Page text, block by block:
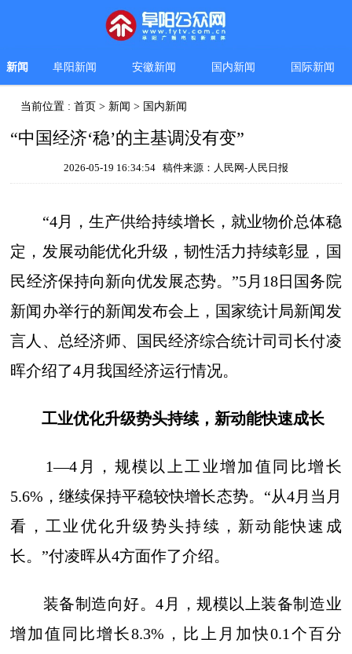
新闻 阜阳新闻 安徽新闻 国内新闻 国际新闻
当前位置 :首页 > 新闻 > 国内新闻
“中国经济‘稳’的主基调没有变”
2026-05-19 16:34:54 稿件来源：人民网-人民日报
“4月，生产供给持续增长，就业物价总体稳
定，发展动能优化升级，韧性活力持续彰显，国
民经济保持向新向优发展态势。”5月18日国务院
新闻办举行的新闻发布会上，国家统计局新闻发
言人、总经济师、国民经济综合统计司司长付凌
晖介绍了4月我国经济运行情况。
工业优化升级势头持续，新动能快速成长
1—4月，规模以上工业增加值同比增长
5.6%，继续保持平稳较快增长态势。“从4月当月
看，工业优化升级势头持续，新动能快速成
长。”付凌晖从4方面作了介绍。
装备制造向好。4月，规模以上装备制造业
增加值同比增长8.3%，比上月加快0.1个百分